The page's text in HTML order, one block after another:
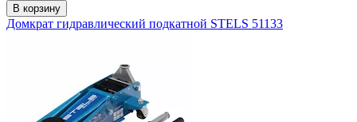
В корзину
Домкрат гидравлический подкатной STELS 51133